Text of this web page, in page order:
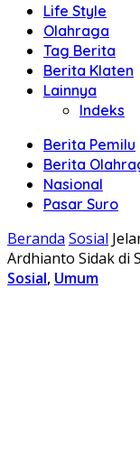
Life Style
Olahraga
Tag Berita
Berita Klaten
Lainnya
Indeks
Berita Pemilu
Berita
Nasional
Pasar Suro
Beranda Sosial
Ardhianto Sidak di
Sosial, Umum